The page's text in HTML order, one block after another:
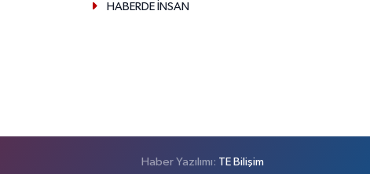
HABERDE İNSAN
Haber Yazılımı: TE Bilişim